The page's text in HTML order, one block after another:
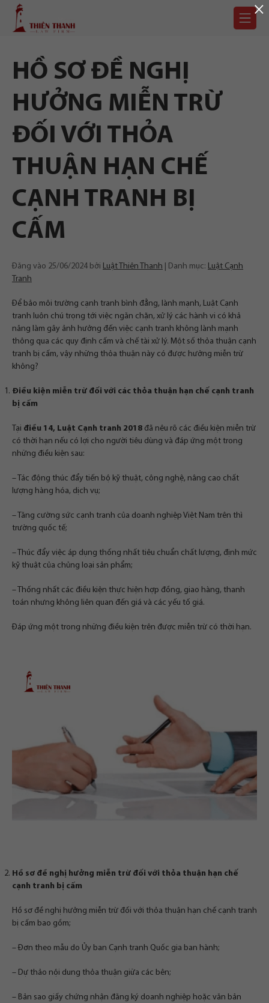
Chuyển
Trang
chủ
HỒ SƠ ĐỀ NGHỊ
HƯỞNG MIỄN TRỪ
ĐỐI VỚI THỎA
THUẬN HẠN CHẾ
CẠNH TRANH BỊ
CẤM
Đăng vào 25/06/2024 bởi Luật Thiên Thanh Danh mục: Luật Cạnh
Tranh
Để bảo môi trường cạnh tranh bình đẳng, lành mạnh, Luật Cạnh
tranh luôn chú trọng tới việc ngăn chặn, xử lý các hành vi có khả
năng làm gây ảnh hưởng đến việc cạnh tranh không lành mạnh
thông qua các quy định cấm và chế tài xử lý. Một số thỏa thuận cạnh
tranh bị cấm, vậy những thỏa thuận này có được hưởng miễn trừ
không?
Điều kiện miễn trừ đối với các thỏa thuận hạn chế cạnh tranh
bị cấm
Tại điều 14, Luật Cạnh tranh 2018 đã nêu rõ các điều kiện miễn trừ
có thời hạn nếu có lợi cho người tiêu dùng và đáp ứng một trong
những điều kiện sau:
– Tác động thúc đẩy tiến bộ kỹ thuật, công nghệ, nâng cao chất
lượng hàng hóa, dịch vụ;
– Tăng cường sức cạnh tranh của doanh nghiệp Việt Nam trên thì
trường quốc tế;
– Thúc đẩy việc áp dụng thống nhất tiêu chuẩn chất lượng, định mức
kỹ thuật của chủng loại sản phẩm;
– Thống nhất các điều kiện thực hiện hợp đồng, giao hàng, thanh
toán nhưng không liên quan đến giá và các yếu tố giá.
Đáp ứng một trong những điều kiện trên được miễn trừ có thời hạn.
Hồ sơ đề nghị hưởng miễn trừ đối với thỏa thuận hạn chế
cạnh tranh bị cấm
Hồ sơ đề nghị hưởng miễn trừ đối với thỏa thuận hạn chế cạnh tranh
bị cấm bao gồm;
– Đơn theo mẫu do Ủy ban Cạnh tranh Quốc gia ban hành;
– Dự thảo nội dung thỏa thuận giữa các bên;
– Bản sao giấy chứng nhận đăng ký doanh nghiệp hoặc văn bản
×